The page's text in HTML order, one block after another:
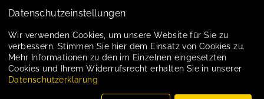
Impressum
Datenschutz
Cookie-Einstellungen
Datenschutzeinstellungen
Wir verwenden Cookies, um unsere Website für Sie zu
verbessern. Stimmen Sie hier dem Einsatz von Cookies zu.
Mehr Informationen zu den im Einzelnen eingesetzten
Cookies und Ihrem Widerrufsrecht erhalten Sie in unserer
Datenschutzerklärung